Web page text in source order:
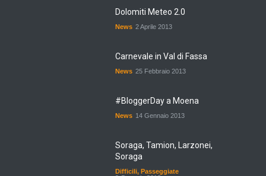
News 2 Aprile 2013
News 25 Febbraio 2013
News 14 Gennaio 2013
Soraga
Difficili,Passeggiate
9 Gennaio 2013